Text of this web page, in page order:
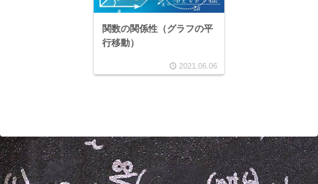
関数の関係性（グラフの平
行移動）
2021.06.06